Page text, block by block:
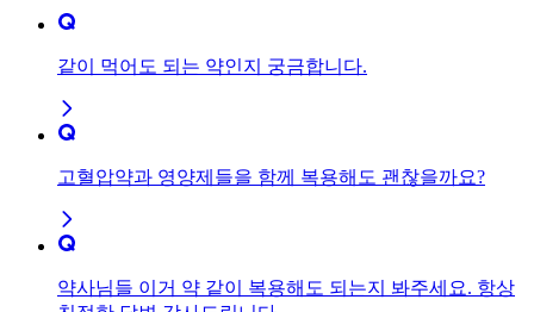
같이 먹어도 되는 약인지 궁금합니다.
고혈압약과 영양제들을 함께 복용해도 괜찮을까요?
약사님들 이거 약 같이 복용해도 되는지 봐주세요. 항상